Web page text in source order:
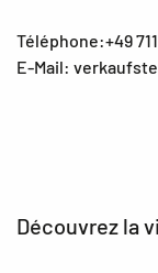
Téléphone:+49
E-Mail:
Découvrez la